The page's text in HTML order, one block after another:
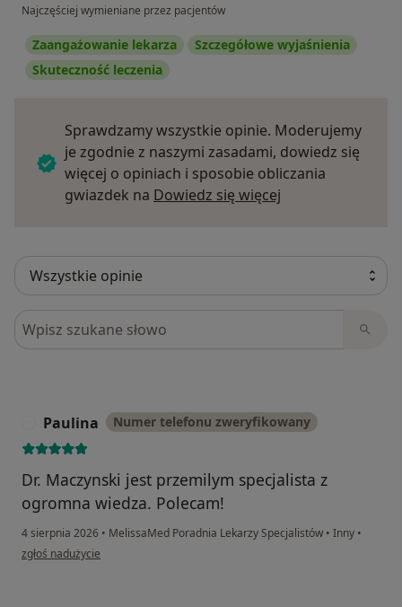
Najczęściej wymieniane przez pacjentów
Zaangażowanie lekarza
Szczegółowe wyjaśnienia
Skuteczność leczenia
Sprawdzamy wszystkie opinie. Moderujemy
je zgodnie z naszymi zasadami, dowiedz się
więcej o opiniach i sposobie obliczania
gwiazdek na Dowiedz się więcej
Szukaj w opiniach
Paulina Numer telefonu zweryfikowany
Dr. Maczynski jest przemilym specjalista z
ogromna wiedza. Polecam!
4 sierpnia 2026 • MelissaMed Poradnia Lekarzy Specjalistów • Inny •
w opinii użytkownika Paulina
zgłoś nadużycie